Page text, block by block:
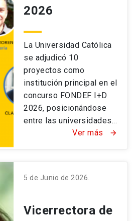
2026
La Universidad Católica
se adjudicó 10
proyectos como
institución principal en el
concurso FONDEF I+D
2026, posicionándose
entre las universidades...
Ver más
arrow_forward
5 de Junio de 2026.
Vicerrectora de